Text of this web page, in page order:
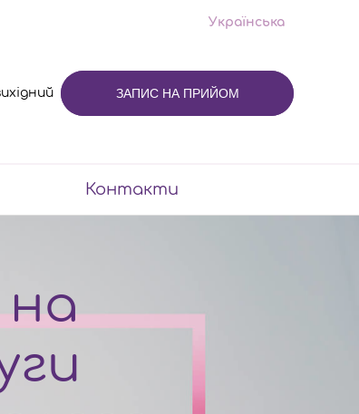
Українська
ЗАПИС НА ПРИЙОМ
Контакти
на